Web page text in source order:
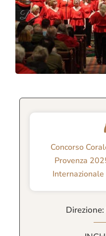
Concorso
Provenza